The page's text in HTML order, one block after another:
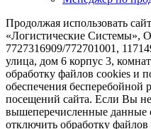
Продолжая использовать
«Логистические
7727316909/772701001,
улица, дом 6 корпус 3,
обработку файлов cookies и
обеспечения бесперебойной
посещений сайта. Если Вы
вышеперечисленные данные
отключить обработку файлов